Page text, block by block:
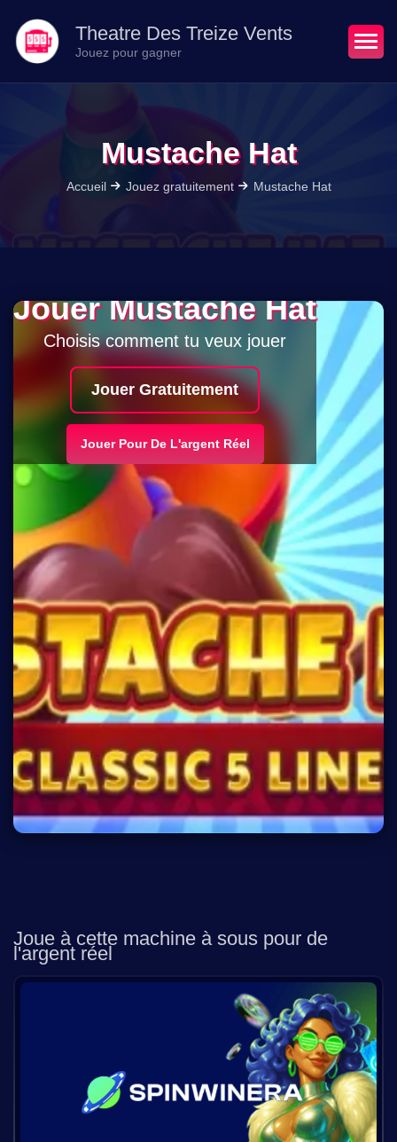
Theatre Des Treize Vents
Jouez pour gagner
Mustache Hat
Accueil Jouez gratuitement Mustache Hat
Jouer Mustache Hat
Choisis comment tu veux jouer
Jouer Gratuitement
Jouer Pour De L'argent Réel
Joue à cette machine à sous pour de
l'argent réel